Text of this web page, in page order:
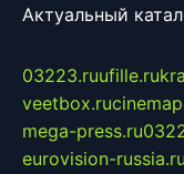
Актуальный
03223.ruufille.ru
veetbox.ru
mega-press.ru
eurovision-russia.ru